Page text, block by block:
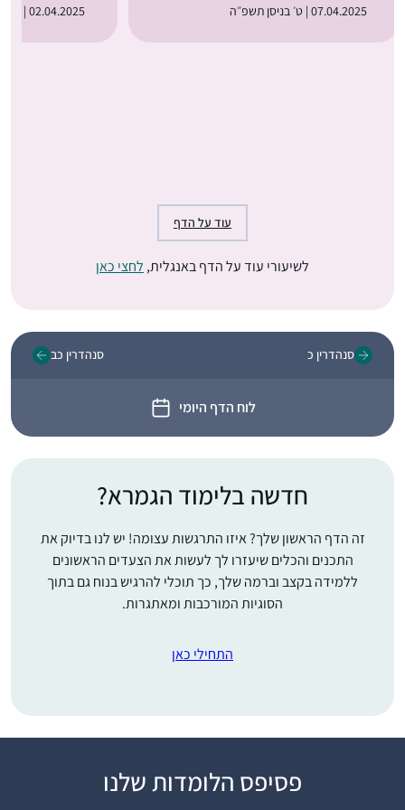
07.04.2025 | ט׳ בניסן תשפ״ה 02.04.2025 | ד׳ בניסן תשפ״ה
עוד על הדף
לשיעורי עוד על הדף באנגלית, לחצי כאן
סנהדרין כ
לוח הדף היומי
סנהדרין כב
חדשה בלימוד הגמרא?
זה הדף הראשון שלך? איזו התרגשות עצומה! יש לנו בדיוק את
התכנים והכלים שיעזרו לך לעשות את הצעדים הראשונים
ללמידה בקצב וברמה שלך, כך תוכלי להרגיש בנוח גם בתוך
הסוגיות המורכבות ומאתגרות.
התחילי כאן
פסיפס הלומדות שלנואמא שלי למדה איתי